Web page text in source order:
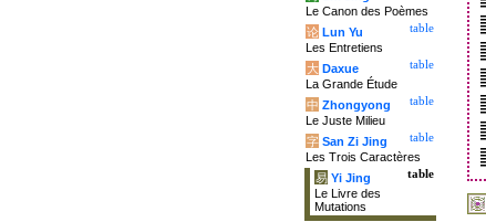
Le Canon des Poèmes
table
论 Lun Yu
Les Entretiens
table
大 Daxue
La Grande Étude
table
中 Zhongyong
Le Juste Milieu
table
字 San Zi Jing
Les Trois Caractères
table
易 Yi Jing
Le Livre des
Mutations